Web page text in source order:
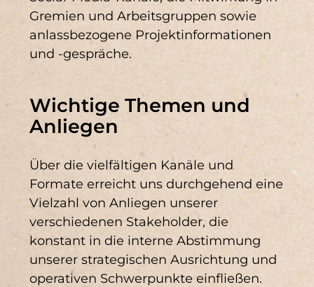
Gremien und Arbeitsgruppen sowie
anlassbezogene Projektinformationen
und -gespräche.
Wichtige Themen und
Anliegen
Über die vielfältigen Kanäle und
Formate erreicht uns durchgehend eine
Vielzahl von Anliegen unserer
verschiedenen Stakeholder, die
konstant in die interne Abstimmung
unserer strategischen Ausrichtung und
operativen Schwerpunkte einfließen.